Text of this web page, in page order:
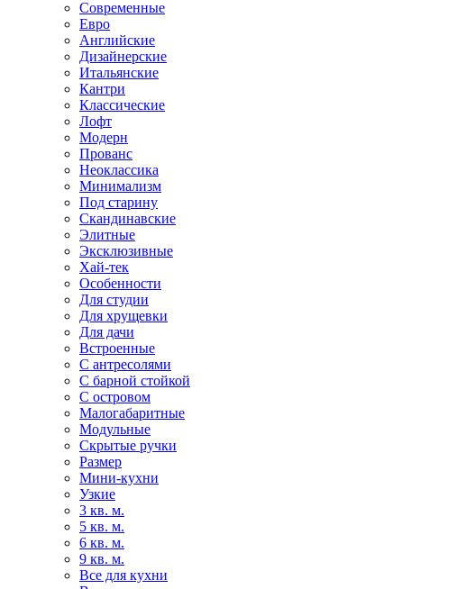
Современные
Евро
Английские
Дизайнерские
Итальянские
Кантри
Классические
Лофт
Модерн
Прованс
Неоклассика
Минимализм
Под старину
Скандинавские
Элитные
Эксклюзивные
Хай-тек
Особенности
Для студии
Для хрущевки
Для дачи
Встроенные
С антресолями
С барной стойкой
С островом
Малогабаритные
Модульные
Скрытые ручки
Размер
Мини-кухни
Узкие
3 кв. м.
5 кв. м.
6 кв. м.
9 кв. м.
Все для кухни